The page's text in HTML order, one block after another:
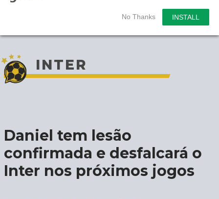
No Thanks INSTALL
INTER
Daniel tem lesão
confirmada e desfalcará o
Inter nos próximos jogos